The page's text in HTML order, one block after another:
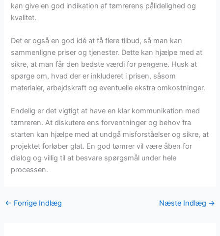
kan give en god indikation af tømrerens pålidelighed og
kvalitet.
Det er også en god idé at få flere tilbud, så man kan
sammenligne priser og tjenester. Dette kan hjælpe med at
sikre, at man får den bedste værdi for pengene. Husk at
spørge om, hvad der er inkluderet i prisen, såsom
materialer, arbejdskraft og eventuelle ekstra omkostninger.
Endelig er det vigtigt at have en klar kommunikation med
tømreren. At diskutere ens forventninger og behov fra
starten kan hjælpe med at undgå misforståelser og sikre, at
projektet forløber glat. En god tømrer vil være åben for
dialog og villig til at besvare spørgsmål under hele
processen.
← Forrige Indlæg Næste Indlæg →